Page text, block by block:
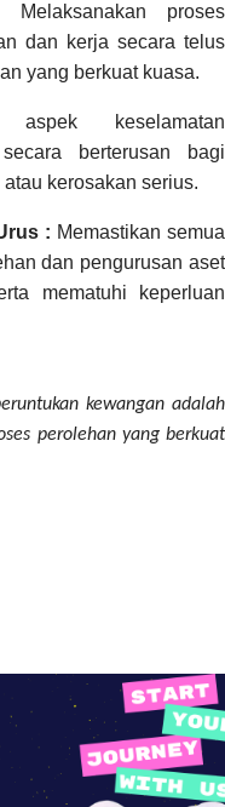
Melaksanakan proses
dan kerja secara telus
yang berkuat kuasa.
aspek keselamatan
berterusan bagi
kerosakan serius.
: Memastikan semua
dan pengurusan aset
mematuhi keperluan
kewangan adalah
perolehan yang berkuat